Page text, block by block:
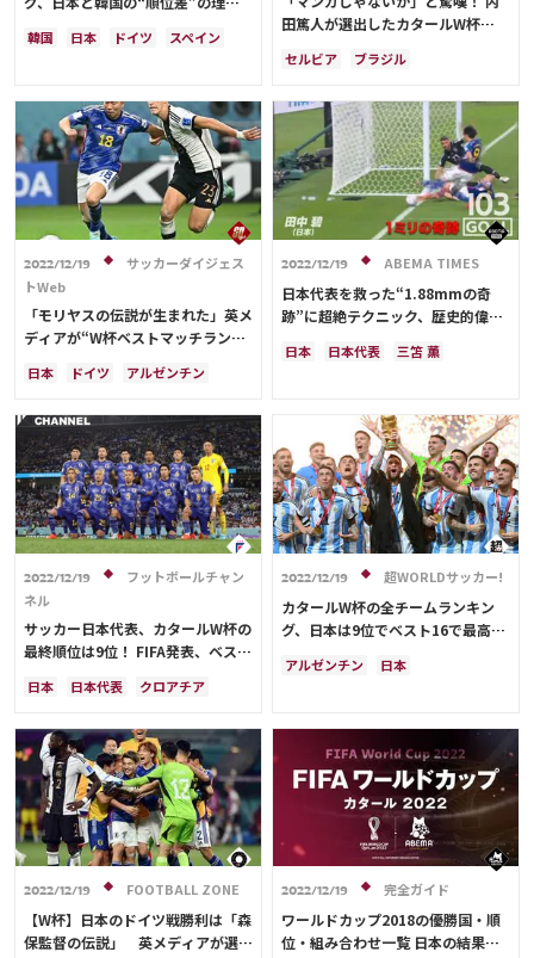
ABEMAの視聴について
iOS Apps
Web
TV
メディアアライアンス
運営会社
ご利用にあたって
プライバシーポリシー
か」
韓国 日本 ドイツ
スペイン
ブラジル
セネガル
アメリカ
オーストラリア
カタール
イラン
サウジアラビア
デンマーク
セルビア
フランス
ベルギー
イングランド
ポルトガル
エクアドル
ウルグアイ
カナダ
メキシコ
ガーナ
ウェールズ
コスタリカ
サディオ・マネ
田篤人が選出したカタールW杯
ったら真似してる」
セルビア
ブラジル
リシャルリソン
2022/12/19
サッカーダイジェス
トWeb
「モリヤスの伝説が生まれた」英メ
ディアが“W杯ベストマッチランキ
出！１位に輝いたのは？【W杯】
日本 ドイツ
アルゼンチン
ポルトガル
ガーナ
ブラジル
ウルグアイ
メキシコ
モロッコ
韓国
セルビア
スイス
オランダ
カメルーン
浅野 拓磨
リオネル・メッシ
堂安 律
2022/12/19 ABEMA TIMES
日本代表を救った“1.88mmの奇
跡”に超絶テクニック、歴史的偉業
た全172ゴール
日本 日本代表
三笘 薫
リシャルリソン
セルビア
ポルトガル
アルゼンチン
ガーナ
C・ロナウド
堂安 律
前田 大然
2022/12/19
フットボールチャン
ネル
サッカー日本代表、カタールW杯の
最終順位は9位！ FIFA発表、ベスト
日本 日本代表
クロアチア
カタール
イラン
サウジアラビア
フランス
モロッコ
韓国
オーストラリア
コスタリカ
デンマーク
セルビア
ベルギー
スイス
イングランド
オランダ
ポーランド
ポルトガル
ブラジル
エクアドル
ウルグアイ
カナダ
メキシコ
2022/12/19 超WORLDサッカー!
カタールW杯の全チームランキン
グ、日本は9位でベスト16で最高
勝利したサウジアラビアは25位
アルゼンチン
日本
カナダ
日本代表
イラン
デンマーク
セルビア
ベルギー
クロアチア
スイス
イングランド
ポーランド
ポルトガル
ブラジル
エクアドル
ウルグアイ
メキシコ
ガーナ
セネガル
カメルーン
モロッコ
韓国
2022/12/19 FOOTBALL ZONE
【W杯】日本のドイツ戦勝利は「森
保監督の伝説」 英メディアが選ぶ
2022/12/19 完全ガイド
ワールドカップ2018の優勝国・順
位・組み合わせ一覧 日本の結果